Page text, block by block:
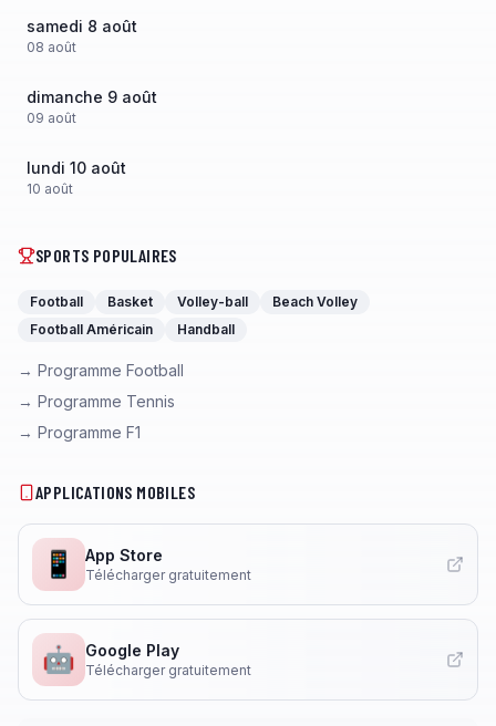
samedi 8 août
08 août
dimanche 9 août
09 août
lundi 10 août
10 août
SPORTS POPULAIRES
Football Basket Volley-ball
Beach Volley
Football Américain
Handball
→ Programme Football
→ Programme Tennis
→ Programme F1
APPLICATIONS MOBILES
📱 App Store
Télécharger gratuitement
🤖 Google Play
Télécharger gratuitement